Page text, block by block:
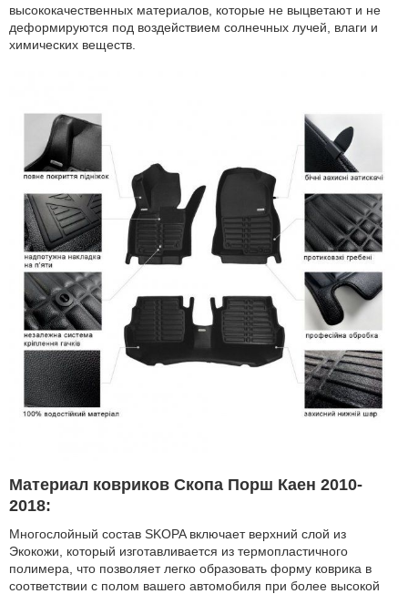
высококачественных материалов, которые не выцветают и не
деформируются под воздействием солнечных лучей, влаги и
химических веществ.
Материал ковриков Скопа Порш Каен 2010-
2018:
Многослойный состав SKOPA включает верхний слой из
Экокожи, который изготавливается из термопластичного
полимера, что позволяет легко образовать форму коврика в
соответствии с полом вашего автомобиля при более высокой